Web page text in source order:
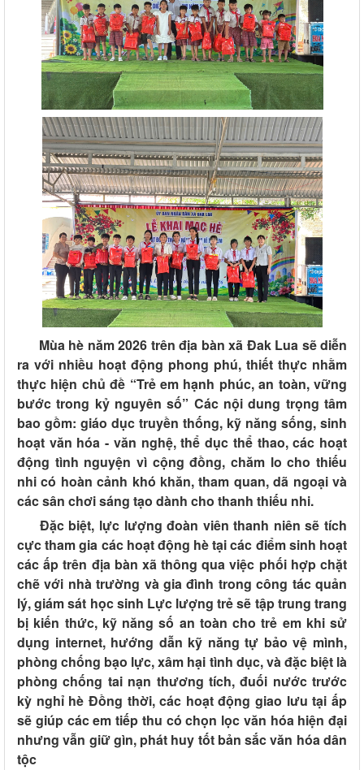
Mùa hè năm 2026 trên địa bàn xã Đak Lua sẽ diễn
ra với nhiều hoạt động phong phú, thiết thực nhằm
thực hiện chủ đề “Trẻ em hạnh phúc, an toàn, vững
bước trong kỷ nguyên số” Các nội dung trọng tâm
bao gồm: giáo dục truyền thống, kỹ năng sống, sinh
hoạt văn hóa - văn nghệ, thể dục thể thao, các hoạt
động tình nguyện vì cộng đồng, chăm lo cho thiếu
nhi có hoàn cảnh khó khăn, tham quan, dã ngoại và
các sân chơi sáng tạo dành cho thanh thiếu nhi.
Đặc biệt, lực lượng đoàn viên thanh niên sẽ tích
cực tham gia các hoạt động hè tại các điểm sinh hoạt
các ấp trên địa bàn xã thông qua việc phối hợp chặt
chẽ với nhà trường và gia đình trong công tác quản
lý, giám sát học sinh Lực lượng trẻ sẽ tập trung trang
bị kiến thức, kỹ năng số an toàn cho trẻ em khi sử
dụng internet, hướng dẫn kỹ năng tự bảo vệ mình,
phòng chống bạo lực, xâm hại tình dục, và đặc biệt là
phòng chống tai nạn thương tích, đuối nước trước
kỳ nghỉ hè Đồng thời, các hoạt động giao lưu tại ấp
sẽ giúp các em tiếp thu có chọn lọc văn hóa hiện đại
nhưng vẫn giữ gìn, phát huy tốt bản sắc văn hóa dân
tộc